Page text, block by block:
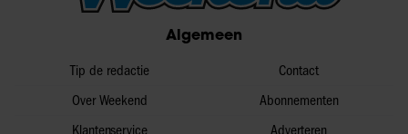
partners kunnen deze gegevens combineren met andere
informatie die u aan ze heeft verstrekt of die ze hebben
gaat akkoord met onze cookies als u onze website blijft
gebruiken.
Algemeen
Tip de redactie
Over Weekend
Klantenservice
Contact
Abonnementen
Adverteren